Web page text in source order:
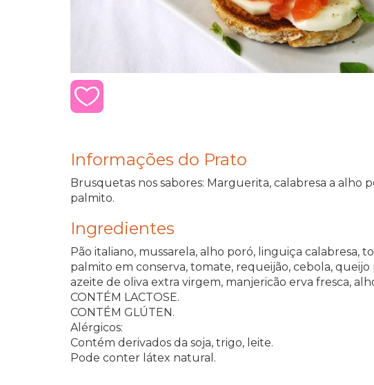
Informações do Prato
Brusquetas nos sabores: Marguerita, calabresa a alho
palmito.
Ingredientes
Pão italiano, mussarela, alho poró, linguiça calabresa,
palmito em conserva, tomate, requeijão, cebola, queijo
azeite de oliva extra virgem, manjericão erva fresca,
CONTÉM LACTOSE.
CONTÉM GLÚTEN.
Alérgicos:
Contém derivados da soja, trigo, leite.
Pode conter látex natural.